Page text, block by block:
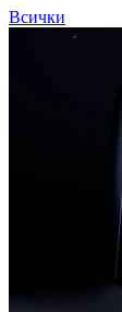
Всички